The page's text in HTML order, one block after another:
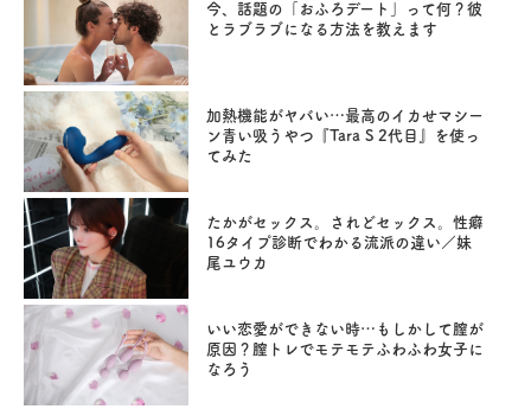
今、話題の「おふろデート」って何？彼
とラブラブになる方法を教えます
加熱機能がヤバい…最高のイカせマシー
ン青い吸うやつ『Tara S 2代目』を使っ
てみた
たかがセックス。されどセックス。性癖
16タイプ診断でわかる流派の違い／妹
尾ユウカ
いい恋愛ができない時…もしかして膣が
原因？膣トレでモテモテふわふわ女子に
なろう